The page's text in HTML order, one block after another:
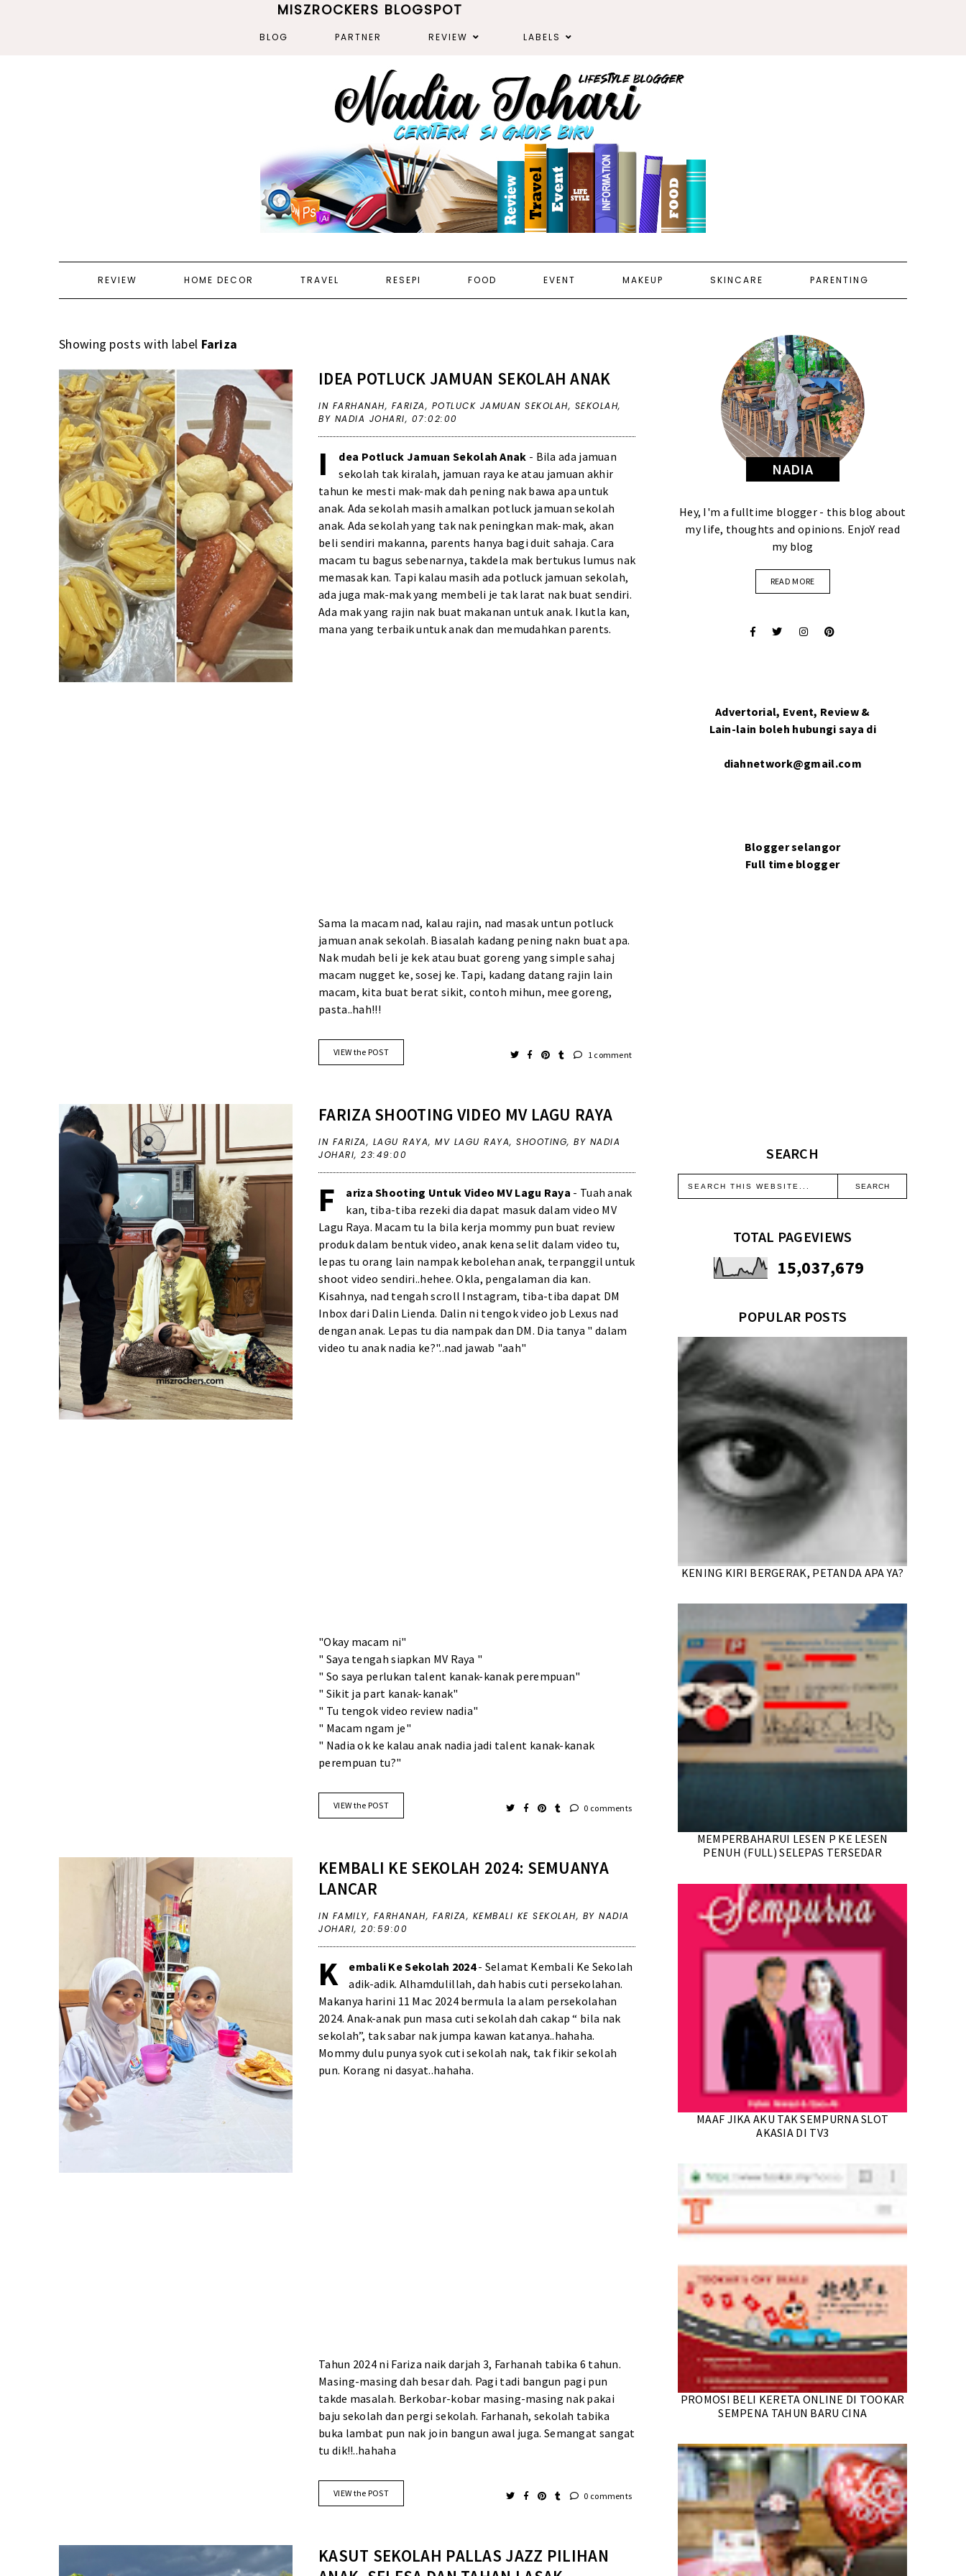
MISZROCKERS BLOGSPOT
BLOG PARTNER REVIEW LABELS
REVIEW HOME DECOR TRAVEL RESEPI FOOD EVENT MAKEUP SKINCARE PARENTING
Showing posts with label Fariza
IDEA POTLUCK JAMUAN SEKOLAH ANAK
IN FARHANAH, FARIZA, POTLUCK JAMUAN SEKOLAH, SEKOLAH,
BY NADIA JOHARI, 07:02:00
I dea Potluck Jamuan Sekolah Anak - Bila ada jamuan
sekolah tak kiralah, jamuan raya ke atau jamuan akhir
tahun ke mesti mak-mak dah pening nak bawa apa untuk
anak. Ada sekolah masih amalkan potluck jamuan sekolah
anak. Ada sekolah yang tak nak peningkan mak-mak, akan
beli sendiri makanna, parents hanya bagi duit sahaja. Cara
macam tu bagus sebenarnya, takdela mak bertukus lumus nak
memasak kan. Tapi kalau masih ada potluck jamuan sekolah,
ada juga mak-mak yang membeli je tak larat nak buat sendiri.
Ada mak yang rajin nak buat makanan untuk anak. Ikutla kan,
mana yang terbaik untuk anak dan memudahkan parents.
Sama la macam nad, kalau rajin, nad masak untun potluck
jamuan anak sekolah. Biasalah kadang pening nakn buat apa.
Nak mudah beli je kek atau buat goreng yang simple sahaj
macam nugget ke, sosej ke. Tapi, kadang datang rajin lain
macam, kita buat berat sikit, contoh mihun, mee goreng,
pasta..hah!!!
VIEW the POST 1 comment
FARIZA SHOOTING VIDEO MV LAGU RAYA
IN FARIZA, LAGU RAYA,MV LAGU RAYA,SHOOTING,BY NADIA
JOHARI,23:49:00
F ariza Shooting Untuk Video MV Lagu Raya - Tuah anak
kan, tiba-tiba rezeki dia dapat masuk dalam video MV
Lagu Raya. Macam tu la bila kerja mommy pun buat review
produk dalam bentuk video, anak kena selit dalam video tu,
lepas tu orang lain nampak kebolehan anak, terpanggil untuk
shoot video sendiri..hehee. Okla, pengalaman dia kan.
Kisahnya, nad tengah scroll Instagram, tiba-tiba dapat DM
Inbox dari Dalin Lienda. Dalin ni tengok video job Lexus nad
dengan anak. Lepas tu dia nampak dan DM. Dia tanya " dalam
video tu anak nadia ke?"..nad jawab "aah"
"Okay macam ni"
" Saya tengah siapkan MV Raya "
" So saya perlukan talent kanak-kanak perempuan"
" Sikit ja part kanak-kanak"
" Tu tengok video review nadia"
" Macam ngam je"
" Nadia ok ke kalau anak nadia jadi talent kanak-kanak
perempuan tu?"
VIEW the POST 0 comments
KEMBALI KE SEKOLAH 2024: SEMUANYA
LANCAR
IN FAMILY, FARHANAH, FARIZA, KEMBALI KE SEKOLAH, BY NADIA
JOHARI,20:59:00
K embali Ke Sekolah 2024- Selamat Kembali Ke Sekolah
adik-adik. Alhamdulillah, dah habis cuti persekolahan.
Makanya harini 11 Mac 2024 bermula la alam persekolahan
2024. Anak-anak pun masa cuti sekolah dah cakap “ bila nak
sekolah”, tak sabar nak jumpa kawan katanya..hahaha.
Mommy dulu punya syok cuti sekolah nak, tak fikir sekolah
pun. Korang ni dasyat..hahaha.
Tahun 2024 ni Fariza naik darjah 3, Farhanah tabika 6 tahun.
Masing-masing dah besar dah. Pagi tadi bangun pagi pun
takde masalah. Berkobar-kobar masing-masing nak pakai
baju sekolah dan pergi sekolah. Farhanah, sekolah tabika
buka lambat pun nak join bangun awal juga. Semangat sangat
tu dik!!..hahaha
VIEW the POST 0 comments
KASUT SEKOLAH PALLAS JAZZ PILIHAN
NADIA
Hey, I'm a fulltime blogger - this blog about
my life, thoughts and opinions. EnjoY read
my blog
READ MORE
Advertorial, Event, Review &
Lain-lain boleh hubungi saya di
diahnetwork@gmail.com
Blogger selangor
Full time blogger
SEARCH
TOTAL PAGEVIEWS
15,037,679
POPULAR POSTS
KENING KIRI BERGERAK, PETANDA APA YA?
MEMPERBAHARUI LESEN P KE LESEN
PENUH (FULL) SELEPAS TERSEDAR
MAAF JIKA AKU TAK SEMPURNA SLOT
AKASIA DI TV3
PROMOSI BELI KERETA ONLINE DI TOOKAR
SEMPENA TAHUN BARU CINA